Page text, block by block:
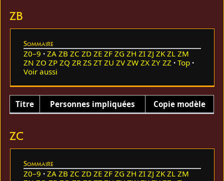
ZB
Sommaire
Z0–9 ZA ZB ZC ZD ZE ZF ZG ZH ZI ZJ ZK ZL ZM
ZN ZO ZP ZQ ZR ZS ZT ZU ZV ZW ZX ZY ZZ
Top
Voir aussi
Titre Personnes impliquées Copie modèle
ZC
Sommaire
Z0–9 ZA ZB ZC ZD ZE ZF ZG ZH ZI ZJ ZK ZL ZM